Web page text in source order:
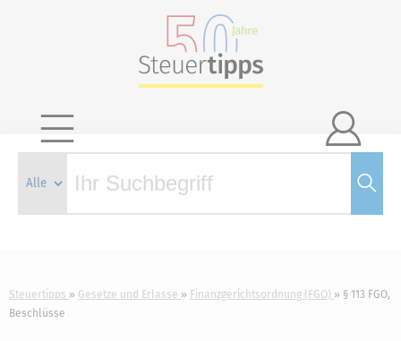

Steuertipps Gesetze und Erlasse Finanzgerichtsordnung (FGO)
§ 113 FGO,
Beschlüsse